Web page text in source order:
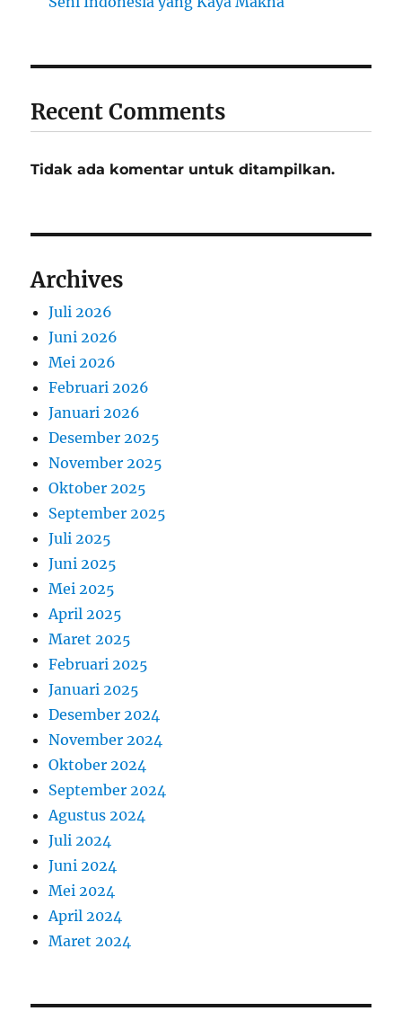
Recent Comments
Tidak ada komentar untuk ditampilkan.
Archives
Juli 2026
Juni 2026
Mei 2026
Februari 2026
Januari 2026
Desember 2025
November 2025
Oktober 2025
September 2025
Juli 2025
Juni 2025
Mei 2025
April 2025
Maret 2025
Februari 2025
Januari 2025
Desember 2024
November 2024
Oktober 2024
September 2024
Agustus 2024
Juli 2024
Juni 2024
Mei 2024
April 2024
Maret 2024